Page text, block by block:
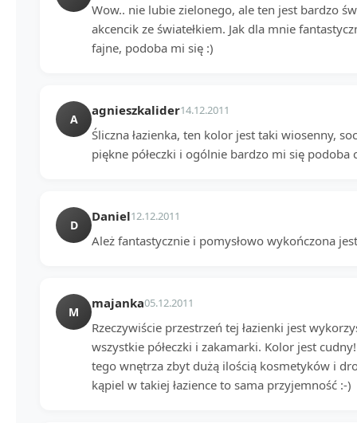
Wow.. nie lubie zielonego, ale ten jest bardzo
akcencik ze światełkiem. Jak dla mnie
fajne, podoba mi się :)
A
agnieszkalider14.12.2011
Śliczna łazienka, ten kolor jest taki wiosenny,
piękne półeczki i ogólnie bardzo mi się podoba
D
Daniel12.12.2011
Ależ fantastycznie i pomysłowo wykończona
M
majanka05.12.2011
Rzeczywiście przestrzeń tej łazienki jest
wszystkie półeczki i zakamarki. Kolor jest
tego wnętrza zbyt dużą ilością kosmetyków i
kąpiel w takiej łazience to sama przyjemność :-)